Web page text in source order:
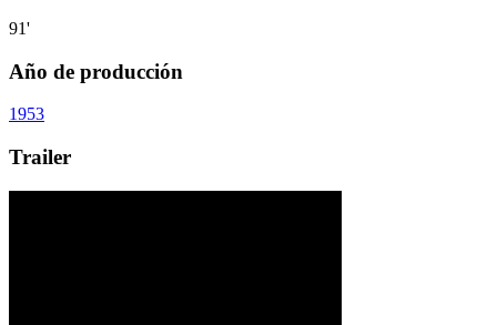
91'
Año de producción
1953
Trailer